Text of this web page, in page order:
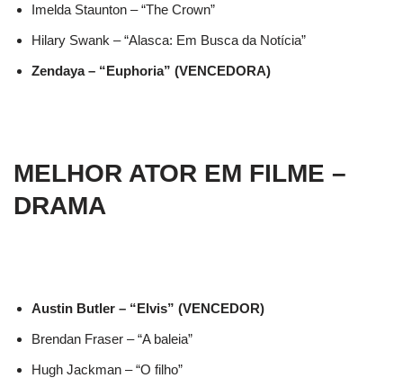
Imelda Staunton – “The Crown”
Hilary Swank – “Alasca: Em Busca da Notícia”
Zendaya – “Euphoria” (VENCEDORA)
MELHOR ATOR EM FILME –
DRAMA
Austin Butler – “Elvis” (VENCEDOR)
Brendan Fraser – “A baleia”
Hugh Jackman – “O filho”